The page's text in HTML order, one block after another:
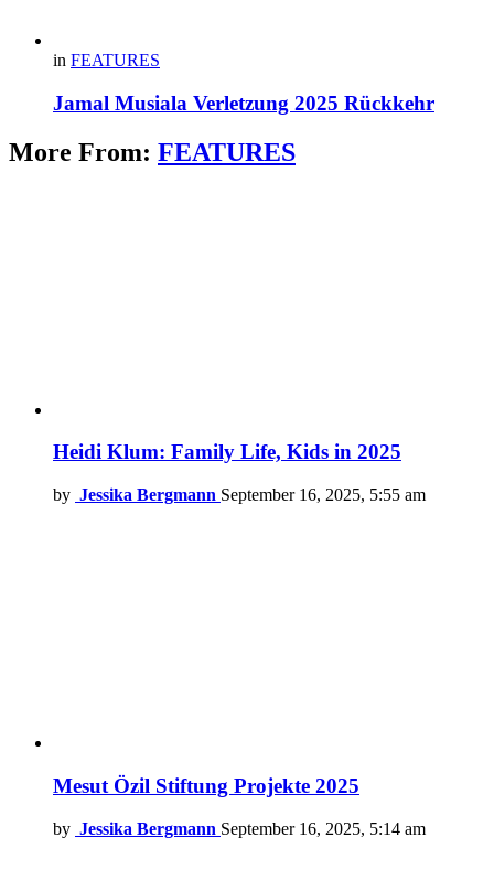
in FEATURES
Jamal Musiala Verletzung 2025 Rückkehr
More From: FEATURES
Heidi Klum: Family Life, Kids in 2025
by Jessika Bergmann September 16, 2025, 5:55 am
Mesut Özil Stiftung Projekte 2025
by Jessika Bergmann September 16, 2025, 5:14 am